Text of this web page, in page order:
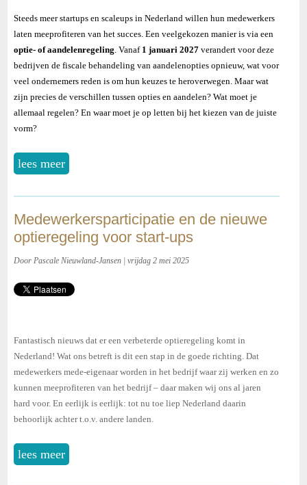
Steeds meer startups en scaleups in Nederland willen hun medewerkers
laten meeprofiteren van het succes. Een veelgekozen manier is via een
optie- of aandelenregeling. Vanaf 1 januari 2027 verandert voor deze
bedrijven de fiscale behandeling van aandelenopties opnieuw, wat voor
veel ondernemers reden is om hun keuzes te heroverwegen. Maar wat
zijn precies de verschillen tussen opties en aandelen? Wat moet je
allemaal regelen? En waar moet je op letten bij het kiezen van de juiste
vorm?
lees meer
Medewerkersparticipatie en de nieuwe
optieregeling voor start-ups
Door Pascale Nieuwland-Jansen | vrijdag 2 mei 2025
Fantastisch nieuws dat er een verbeterde optieregeling komt in
Nederland! Wat ons betreft is dit een stap in de goede richting. Dat
medewerkers mede-eigenaar worden in het bedrijf waar zij werken en zo
kunnen meeprofiteren van het bedrijf – daar maken wij ons al jaren
hard voor. En eerlijk is eerlijk: tot nu toe liep Nederland daarin
behoorlijk achter t.o.v. andere landen.
lees meer